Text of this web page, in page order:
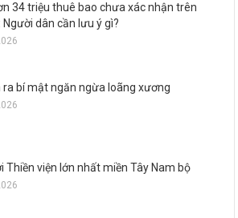
34 triệu thuê bao chưa xác nhận trên
Người dân cần lưu ý gì?
bí mật ngăn ngừa loãng xương
Thiền viện lớn nhất miền Tây Nam bộ